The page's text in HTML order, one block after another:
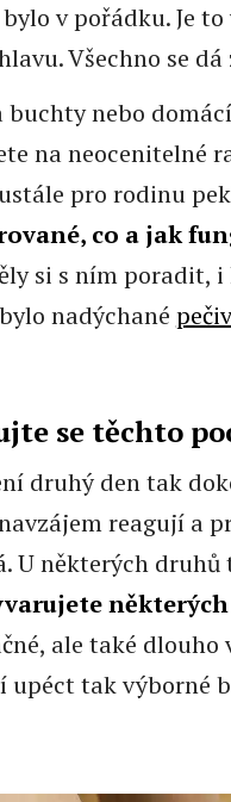
v pořádku. Je
Všechno se
buchty nebo
na neocenitelné
pro rodinu
co a jak
si s ním poradit,
nadýchané
se těchto
druhý den tak
reagují a
U některých
ale také dlouho
upéct tak výborné